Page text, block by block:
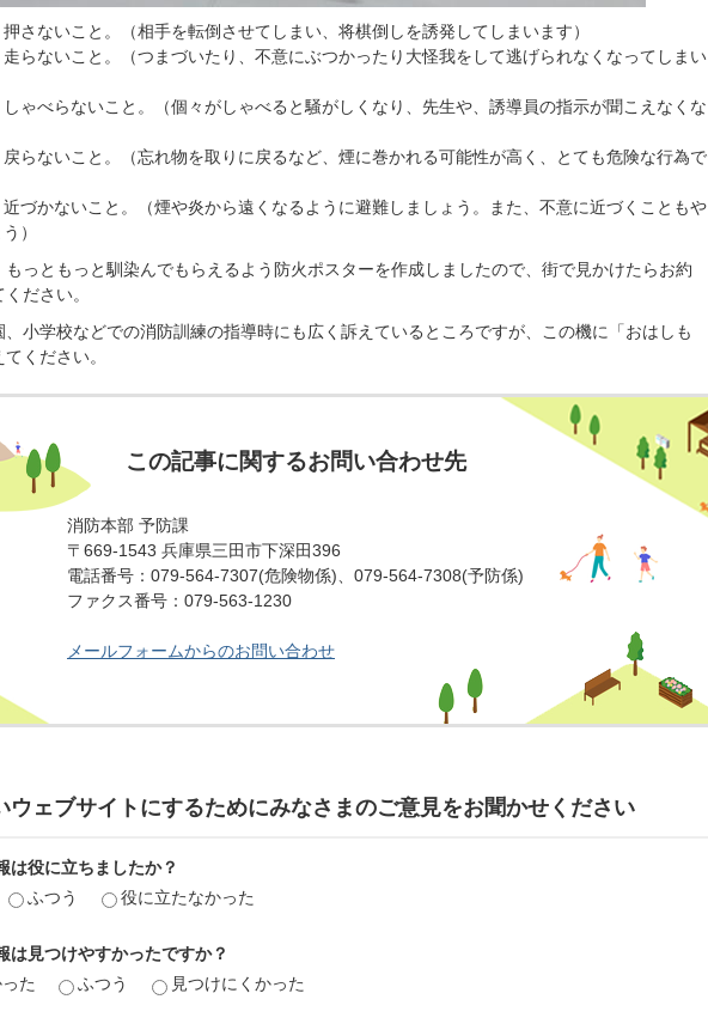
押さないこと。（相手を転倒させてしまい、将棋倒しを誘発してしまいます）
走らないこと。（つまづいたり、不意にぶつかったり大怪我をして逃げられなくなってしまい
しゃべらないこと。（個々がしゃべると騒がしくなり、先生や、誘導員の指示が聞こえなくな
戻らないこと。（忘れ物を取りに戻るなど、煙に巻かれる可能性が高く、とても危険な行為で
近づかないこと。（煙や炎から遠くなるように避難しましょう。また、不意に近づくこともや
）
もっともっと馴染んでもらえるよう防火ポスターを作成しましたので、街で見かけたらお約
ださい。
、小学校などでの消防訓練の指導時にも広く訴えているところですが、この機に「おはしも
ください。
この記事に関するお問い合わせ先
消防本部 予防課
〒669-1543 兵庫県三田市下深田396
電話番号：079-564-7307(危険物係)、079-564-7308(予防係)
ファクス番号：079-563-1230
メールフォームからのお問い合わせ
ウェブサイトにするためにみなさまのご意見をお聞かせください
は役に立ちましたか？
ふつう 役に立たなかった
は見つけやすかったですか？
た
ふつう 見つけにくかった